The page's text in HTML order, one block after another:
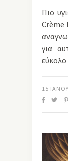
Πιο
Crème
για
15